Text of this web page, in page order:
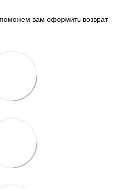
вам оформить возврат